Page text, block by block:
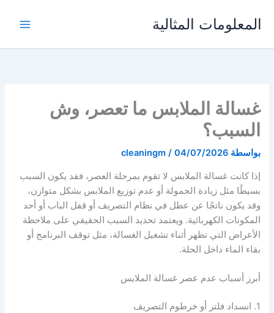
المعلومات المثالية
غسالة الملابس ما تعصر، وش
السبب؟
بواسطة cleaningm / 04/07/2026
إذا كانت غسالة الملابس لا تقوم بمرحلة العصر، فقد يكون السبب
بسيطًا مثل زيادة الحمولة أو عدم توزيع الملابس بشكل متوازن،
وقد يكون ناتجًا عن عطل في نظام التصريف أو قفل الباب أو أحد
المكونات الكهربائية. ويعتمد تحديد السبب الحقيقي على ملاحظة
الأعراض التي تظهر أثناء تشغيل الغسالة، مثل توقف البرنامج أو
بقاء الماء داخل الحلة.
أبرز أسباب عدم عصر غسالة الملابس
1. انسداد فلتر أو خرطوم التصريف